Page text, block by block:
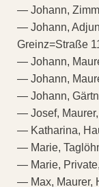
— Johann,
— Johann,
Greinz=Straße
— Johann,
— Johann,
— Johann,
— Josef,
— Katharina,
— Marie,
— Marie,
— Max, Maurer,